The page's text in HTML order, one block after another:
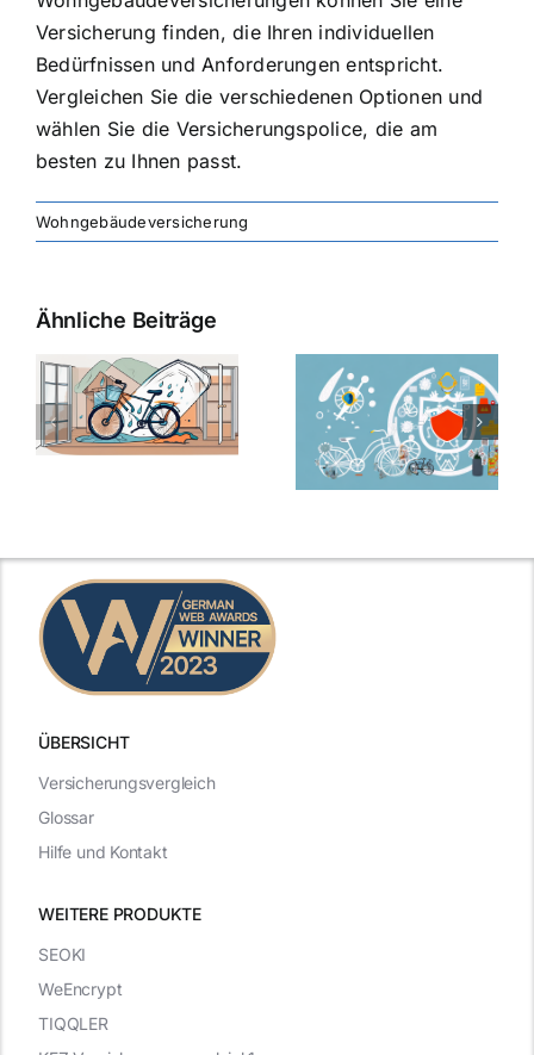
Versicherung finden, die Ihren individuellen
Bedürfnissen und Anforderungen entspricht.
Vergleichen Sie die verschiedenen Optionen und
wählen Sie die Versicherungspolice, die am
besten zu Ihnen passt.
Wohngebäudeversicherung
Ähnliche Beiträge
ÜBERSICHT
WEITERE PRODUKTE
Versicherungsvergleich
Glossar
Hilfe und Kontakt
SEOKI
WeEncrypt
TIQQLER